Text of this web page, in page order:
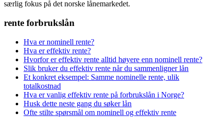
særlig fokus på det norske lånemarkedet.
rente forbrukslån
Hva er nominell rente?
Hva er effektiv rente?
Hvorfor er effektiv rente alltid høyere enn nominell rente?
Slik bruker du effektiv rente når du sammenligner lån
Et konkret eksempel: Samme nominelle rente, ulik
totalkostnad
Hva er vanlig effektiv rente på forbrukslån i Norge?
Husk dette neste gang du søker lån
Ofte stilte spørsmål om nominell og effektiv rente